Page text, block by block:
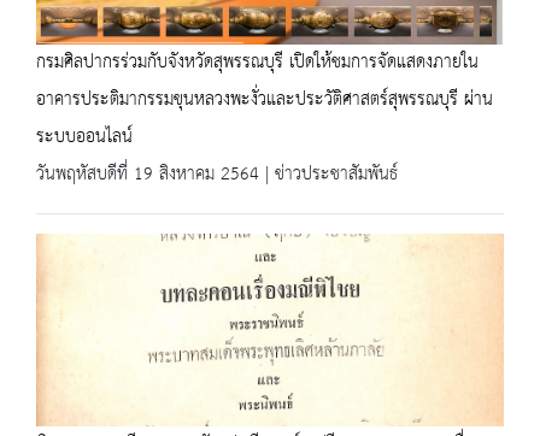
กรมศิลปากรร่วมกับจังหวัดสุพรรณบุรี เปิดให้ชมการจัดแสดงภายใน
อาคารประติมากรรมขุนหลวงพะงั่วและประวัติศาสตร์สุพรรณบุรี ผ่าน
ระบบออนไลน์
วันพฤหัสบดีที่ 19 สิงหาคม 2564 | ข่าวประชาสัมพันธ์